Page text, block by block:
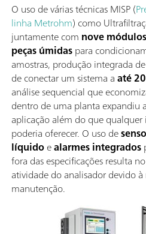
O uso de várias técnicas MISP (
linha Metrohm) como
juntamente com nove
peças úmidaspara
amostras, produção integrada
de conectar um sistema aaté
análise sequencial que
dentro de uma planta expandiu
aplicação além do que
poderia oferecer. O uso de
líquidoealarmes integrados
fora das especificações resulta
atividade do analisador devido
manutenção.